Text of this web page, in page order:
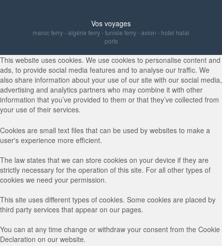
Vos voyages
maroc ferry-algérie ferry-tunisie ferry-avion - hotel halal
ports
This website uses cookies. We use cookies to personalise content and
ads, to provide social media features and to analyse our traffic. We
also share information about your use of our site with our social media,
advertising and analytics partners who may combine it with other
information that you’ve provided to them or that they’ve collected from
your use of their services.
Cookies are small text files that can be used by websites to make a
user's experience more efficient.
The law states that we can store cookies on your device if they are
strictly necessary for the operation of this site. For all other types of
cookies we need your permission.
This site uses different types of cookies. Some cookies are placed by
third party services that appear on our pages.
You can at any time change or withdraw your consent from the Cookie
Declaration on our website.